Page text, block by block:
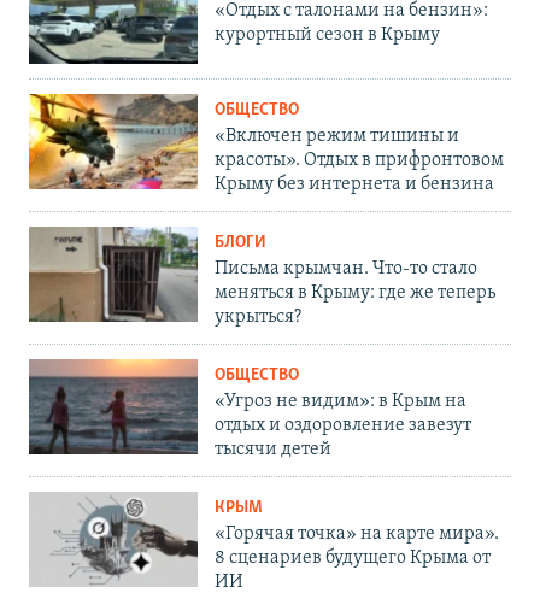
«Отдых с талонами на бензин»:
курортный сезон в Крыму
ОБЩЕСТВО
«Включен режим тишины и
красоты». Отдых в прифронтовом
Крыму без интернета и бензина
БЛОГИ
Письма крымчан. Что-то стало
меняться в Крыму: где же теперь
укрыться?
ОБЩЕСТВО
«Угроз не видим»: в Крым на
отдых и оздоровление завезут
тысячи детей
КРЫМ
«Горячая точка» на карте мира».
8 сценариев будущего Крыма от
ИИ